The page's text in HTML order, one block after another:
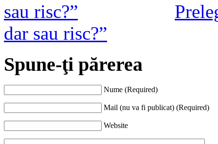
dar sau risc?”
Spune-ţi părerea
Nume (Required)
Mail (nu va fi publicat) (Required)
Website